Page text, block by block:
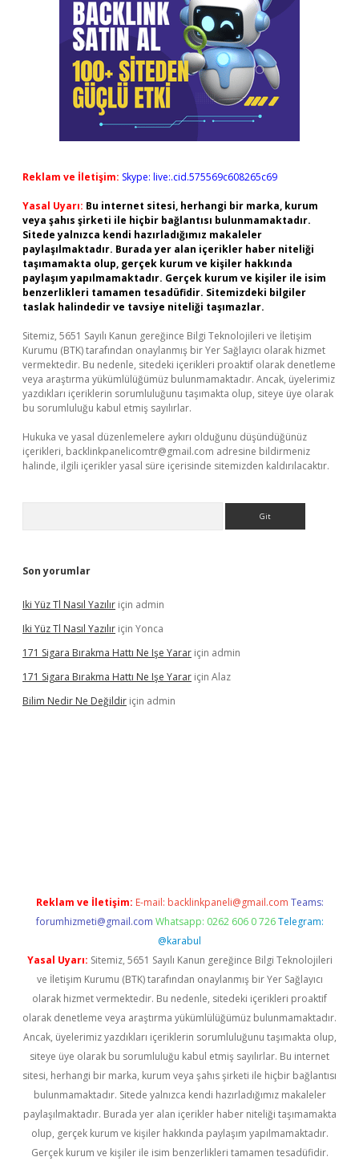
Reklam ve İletişim: Skype: live:.cid.575569c608265c69
Yasal Uyarı: Bu internet sitesi, herhangi bir marka, kurum
veya şahıs şirketi ile hiçbir bağlantısı bulunmamaktadır.
Sitede yalnızca kendi hazırladığımız makaleler
paylaşılmaktadır. Burada yer alan içerikler haber niteliği
taşımamakta olup, gerçek kurum ve kişiler hakkında
paylaşım yapılmamaktadır. Gerçek kurum ve kişiler ile isim
benzerlikleri tamamen tesadüfidir. Sitemizdeki bilgiler
taslak halindedir ve tavsiye niteliği taşımazlar.
Sitemiz, 5651 Sayılı Kanun gereğince Bilgi Teknolojileri ve İletişim
Kurumu (BTK) tarafından onaylanmış bir Yer Sağlayıcı olarak hizmet
vermektedir. Bu nedenle, sitedeki içerikleri proaktif olarak denetleme
veya araştırma yükümlülüğümüz bulunmamaktadır. Ancak, üyelerimiz
yazdıkları içeriklerin sorumluluğunu taşımakta olup, siteye üye olarak
bu sorumluluğu kabul etmiş sayılırlar.
Hukuka ve yasal düzenlemelere aykırı olduğunu düşündüğünüz
içerikleri, backlinkpanelicomtr@gmail.com adresine bildirmeniz
halinde, ilgili içerikler yasal süre içerisinde sitemizden kaldırılacaktır.
Son yorumlar
Iki Yüz Tl Nasıl Yazılır için admin
Iki Yüz Tl Nasıl Yazılır için Yonca
171 Sigara Bırakma Hattı Ne Işe Yarar için admin
171 Sigara Bırakma Hattı Ne Işe Yarar için Alaz
Bilim Nedir Ne Değildir için admin
Reklam ve İletişim: E-mail: backlinkpaneli@gmail.com Teams:
forumhizmeti@gmail.com Whatsapp: 0262 606 0 726 Telegram:
@karabul
Yasal Uyarı: Sitemiz, 5651 Sayılı Kanun gereğince Bilgi Teknolojileri
ve İletişim Kurumu (BTK) tarafından onaylanmış bir Yer Sağlayıcı
olarak hizmet vermektedir. Bu nedenle, sitedeki içerikleri proaktif
olarak denetleme veya araştırma yükümlülüğümüz bulunmamaktadır.
Ancak, üyelerimiz yazdıkları içeriklerin sorumluluğunu taşımakta olup,
siteye üye olarak bu sorumluluğu kabul etmiş sayılırlar. Bu internet
sitesi, herhangi bir marka, kurum veya şahıs şirketi ile hiçbir bağlantısı
bulunmamaktadır. Sitede yalnızca kendi hazırladığımız makaleler
paylaşılmaktadır. Burada yer alan içerikler haber niteliği taşımamakta
olup, gerçek kurum ve kişiler hakkında paylaşım yapılmamaktadır.
Gerçek kurum ve kişiler ile isim benzerlikleri tamamen tesadüfidir.